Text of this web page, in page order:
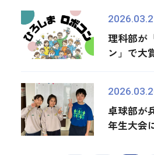
理科部が
ン」で大
卓球部が
年生大会